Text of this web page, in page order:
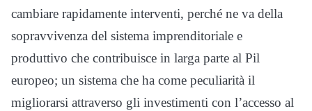
cambiare rapidamente interventi, perché ne va della
sopravvivenza del sistema imprenditoriale e
produttivo che contribuisce in larga parte al Pil
europeo; un sistema che ha come peculiarità il
migliorarsi attraverso gli investimenti con l’accesso al